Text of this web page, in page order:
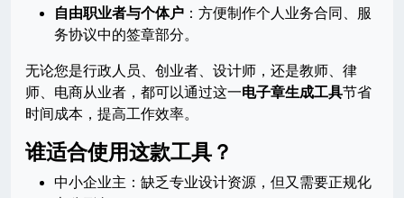
自由职业者与个体户 ：方便制作个人业务合同、服
务协议中的签章部分。
无论您是行政人员、创业者、设计师，还是教师、律
师、电商从业者，都可以通过这一电子章生成工具节省
时间成本，提高工作效率。
谁适合使用这款工具？
中小企业主：缺乏专业设计资源，但又需要正规化